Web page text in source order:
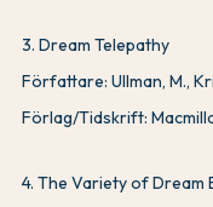
3. Dream Telepathy
Författare: Ullman, M.,
Förlag/Tidskrift:
4. The Variety of Dream